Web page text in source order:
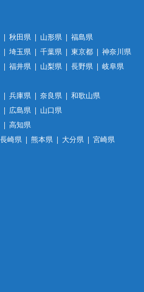
秋田県 山形県
福島県
埼玉県 千葉県 東京都
神奈川県
福井県 山梨県 長野県
岐阜県
兵庫県 奈良県
和歌山県
広島県
山口県
高知県
長崎県 熊本県 大分県
宮崎県